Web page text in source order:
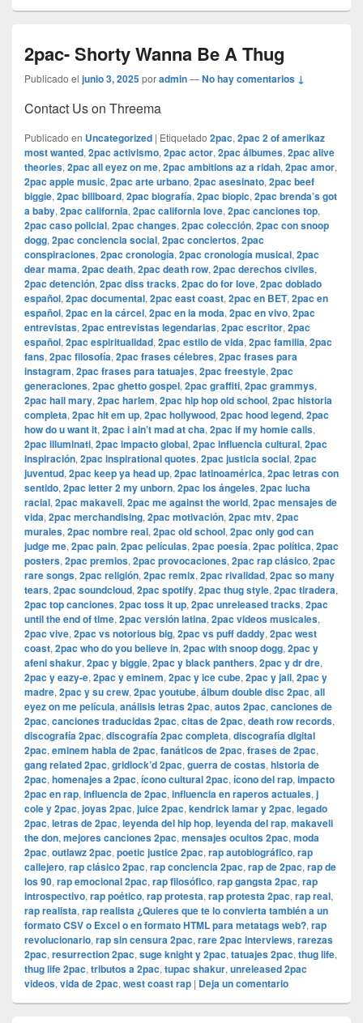
2pac- Shorty Wanna Be A Thug
Publicado el junio 3, 2025poradmin—No hay comentarios ↓
Contact Us on Threema
Publicado en Uncategorized | Etiquetado 2pac, 2pac 2 of amerikaz
most wanted, 2pac activismo, 2pac actor, 2pac álbumes, 2pac alive
theories, 2pac all eyez on me, 2pac ambitions az a ridah, 2pac amor,
2pac apple music, 2pac arte urbano, 2pac asesinato, 2pac beef
biggie, 2pac billboard, 2pac biografía, 2pac biopic, 2pac brenda’s got
a baby, 2pac california, 2pac california love, 2pac canciones top,
2pac caso policial, 2pac changes, 2pac colección, 2pac con snoop
dogg, 2pac conciencia social, 2pac conciertos, 2pac
conspiraciones, 2pac cronología, 2pac cronología musical, 2pac
dear mama, 2pac death, 2pac death row, 2pac derechos civiles,
2pac detención, 2pac diss tracks, 2pac do for love, 2pac doblado
español, 2pac documental, 2pac east coast, 2pac en BET, 2pac en
español, 2pac en la cárcel, 2pac en la moda, 2pac en vivo, 2pac
entrevistas, 2pac entrevistas legendarias, 2pac escritor, 2pac
español, 2pac espiritualidad, 2pac estilo de vida, 2pac familia, 2pac
fans, 2pac filosofía, 2pac frases célebres, 2pac frases para
instagram, 2pac frases para tatuajes, 2pac freestyle, 2pac
generaciones, 2pac ghetto gospel, 2pac graffiti, 2pac grammys,
2pac hail mary, 2pac harlem, 2pac hip hop old school, 2pac historia
completa, 2pac hit em up, 2pac hollywood, 2pac hood legend, 2pac
how do u want it, 2pac i ain’t mad at cha, 2pac if my homie calls,
2pac illuminati, 2pac impacto global, 2pac influencia cultural, 2pac
inspiración, 2pac inspirational quotes, 2pac justicia social, 2pac
juventud, 2pac keep ya head up, 2pac latinoamérica, 2pac letras con
sentido, 2pac letter 2 my unborn, 2pac los ángeles, 2pac lucha
racial, 2pac makaveli, 2pac me against the world, 2pac mensajes de
vida, 2pac merchandising, 2pac motivación, 2pac mtv, 2pac
murales, 2pac nombre real, 2pac old school, 2pac only god can
judge me, 2pac pain, 2pac películas, 2pac poesía, 2pac política, 2pac
posters, 2pac premios, 2pac provocaciones, 2pac rap clásico, 2pac
rare songs, 2pac religión, 2pac remix, 2pac rivalidad, 2pac so many
tears, 2pac soundcloud, 2pac spotify, 2pac thug style, 2pac tiradera,
2pac top canciones, 2pac toss it up, 2pac unreleased tracks, 2pac
until the end of time, 2pac versión latina, 2pac videos musicales,
2pac vive, 2pac vs notorious big, 2pac vs puff daddy, 2pac west
coast, 2pac who do you believe in, 2pac with snoop dogg, 2pac y
afeni shakur, 2pac y biggie, 2pac y black panthers, 2pac y dr dre,
2pac y eazy-e, 2pac y eminem, 2pac y ice cube, 2pac y jail, 2pac y
madre, 2pac y su crew, 2pac youtube, álbum double disc 2pac, all
eyez on me película, análisis letras 2pac, autos 2pac, canciones de
2pac, canciones traducidas 2pac, citas de 2pac, death row records,
discografía 2pac, discografía 2pac completa, discografía digital
2pac, eminem habla de 2pac, fanáticos de 2pac, frases de 2pac,
gang related 2pac, gridlock’d 2pac, guerra de costas, historia de
2pac, homenajes a 2pac, ícono cultural 2pac, ícono del rap, impacto
2pac en rap, influencia de 2pac, influencia en raperos actuales, j
cole y 2pac, joyas 2pac, juice 2pac, kendrick lamar y 2pac, legado
2pac, letras de 2pac, leyenda del hip hop, leyenda del rap, makaveli
the don, mejores canciones 2pac, mensajes ocultos 2pac, moda
2pac, outlawz 2pac, poetic justice 2pac, rap autobiográfico, rap
callejero, rap clásico 2pac, rap conciencia 2pac, rap de 2pac, rap de
los 90, rap emocional 2pac, rap filosófico, rap gangsta 2pac, rap
introspectivo, rap poético, rap protesta, rap protesta 2pac, rap real,
rap realista, rap realista ¿Quieres que te lo convierta también a un
formato CSV o Excel o en formato HTML para metatags web?, rap
revolucionario, rap sin censura 2pac, rare 2pac interviews, rarezas
2pac, resurrection 2pac, suge knight y 2pac, tatuajes 2pac, thug life,
thug life 2pac, tributos a 2pac, tupac shakur, unreleased 2pac
videos, vida de 2pac, west coast rap | Deja un comentario